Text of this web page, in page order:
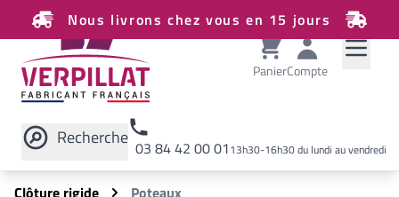
Nous livrons chez vous en 15 jours
PanierCompte
Recherche 03 84 42 00 0113h30-16h30 du lundi au vendredi
Rechercher sur le site
Clôture rigide
Poteaux